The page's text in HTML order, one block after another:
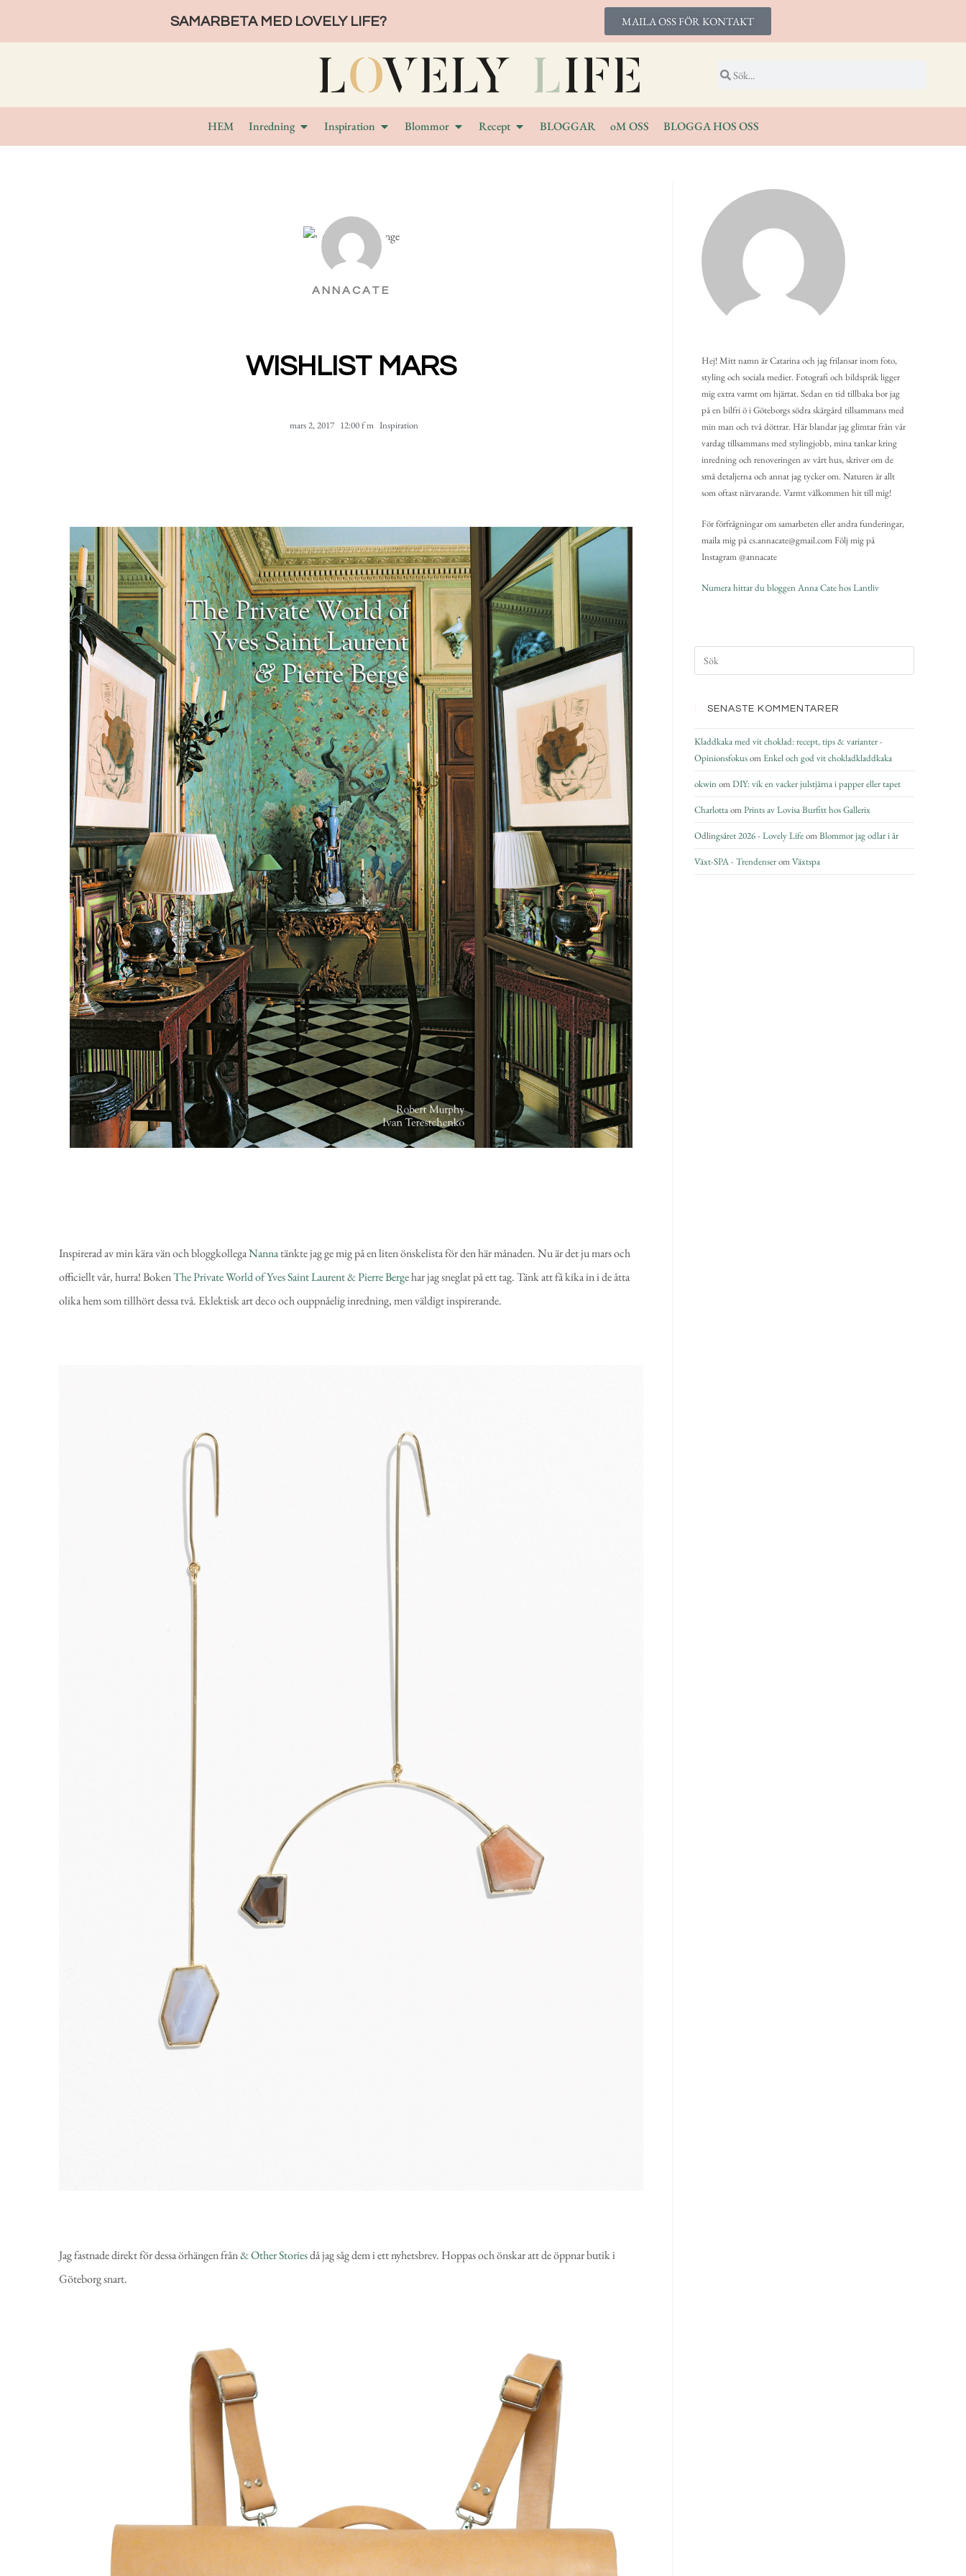
SAMARBETA MED LOVELY LIFE? MAILA OSS FÖR KONTAKT
HEM Inredning Inspiration Blommor Recept BLOGGAR oM OSS BLOGGA HOS OSS
ANNACATE
WISHLIST MARS
mars 2, 2017 12:00 f m Inspiration
Inspirerad av min kära vän och bloggkollegaNannatänkte jag ge mig på en liten önskelista för den här månaden. Nu är det ju mars och
officiellt vår, hurra! BokenThe Private World of Yves Saint Laurent & Pierre Bergehar jag sneglat på ett tag. Tänk att få kika in i de åtta
olika hem som tillhört dessa två. Eklektisk art deco och ouppnåelig inredning, men väldigt inspirerande.
Jag fastnade direkt för dessa örhängen från& Other Storiesdå jag såg dem i ett nyhetsbrev. Hoppas och önskar att de öppnar butik i
Göteborg snart.
Hej! Mitt namn är Catarina och jag frilansar inom foto,
styling och sociala medier. Fotografi och bildspråk ligger
mig extra varmt om hjärtat. Sedan en tid tillbaka bor jag
på en bilfri ö i Göteborgs södra skärgård tillsammans med
min man och två döttrar. Här blandar jag glimtar från vår
vardag tillsammans med stylingjobb, mina tankar kring
inredning och renoveringen av vårt hus, skriver om de
små detaljerna och annat jag tycker om. Naturen är allt
som oftast närvarande. Varmt välkommen hit till mig!
För förfrågningar om samarbeten eller andra funderingar,
maila mig på cs.annacate@gmail.com Följ mig på
Instagram @annacate
Numera hittar du bloggen Anna Cate hos Lantliv
SENASTE KOMMENTARER
Kladdkaka med vit choklad: recept, tips & varianter -
OpinionsfokusomEnkel och god vit chokladkladdkaka
okwinomDIY: vik en vacker julstjärna i papper eller tapet
CharlottaomPrints av Lovisa Burfitt hos Gallerix
Odlingsåret 2026 - Lovely LifeomBlommor jag odlar i år
Växt-SPA - TrendenseromVäxtspa